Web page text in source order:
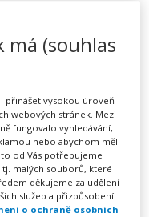
hry
má (souhlas
přinášet vysokou úroveň
webových stránek. Mezi
fungovalo vyhledávání,
nebo abychom měli
od Vás potřebujeme
malých souborů, které
děkujeme za udělení
služeb a přizpůsobení
o ochraně osobních